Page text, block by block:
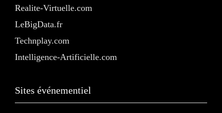
Realite-Virtuelle.com
LeBigData.fr
Technplay.com
Intelligence-Artificielle.com
Sites événementiel